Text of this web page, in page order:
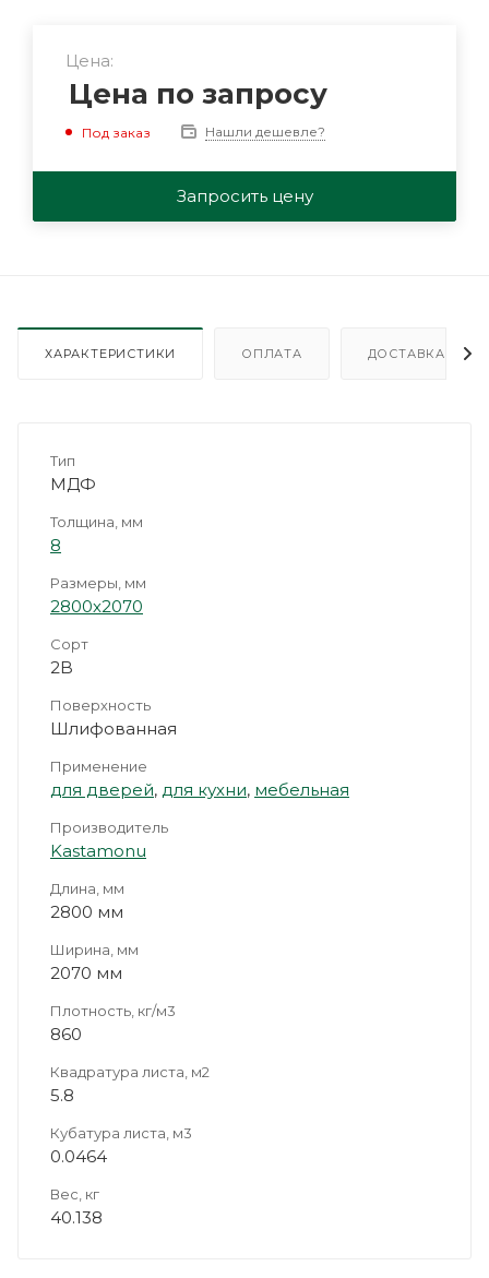
Цена:
Цена по запросу
Под заказ Нашли дешевле?
Запросить цену
ХАРАКТЕРИСТИКИ ОПЛАТА ДОСТАВКА
Тип
МДФ
Толщина, мм
8
Размеры, мм
2800х2070
Сорт
2B
Поверхность
Шлифованная
Применение
для дверей, для кухни, мебельная
Производитель
Kastamonu
Длина, мм
2800 мм
Ширина, мм
2070 мм
Плотность, кг/м3
860
Квадратура листа, м2
5.8
Кубатура листа, м3
0.0464
Вес, кг
40.138